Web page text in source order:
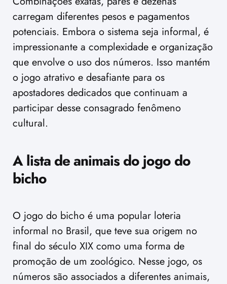
carregam diferentes pesos e pagamentos
potenciais. Embora o sistema seja informal, é
impressionante a complexidade e organização
que envolve o uso dos números. Isso mantém
o jogo atrativo e desafiante para os
apostadores dedicados que continuam a
participar desse consagrado fenômeno
cultural.
A lista de animais do jogo do
bicho
O jogo do bicho é uma popular loteria
informal no Brasil, que teve sua origem no
final do século XIX como uma forma de
promoção de um zoológico. Nesse jogo, os
números são associados a diferentes animais,